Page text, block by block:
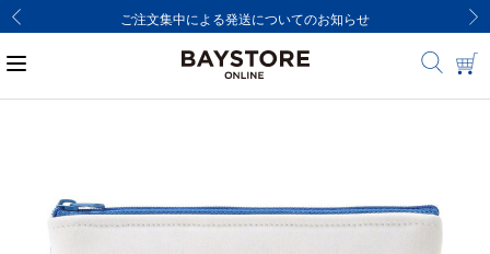
ご注文集中による発送についてのお知らせ